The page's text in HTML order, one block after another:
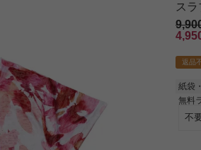
ス
返品
紙袋
無料